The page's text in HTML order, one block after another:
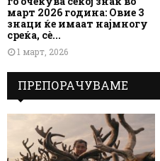
март 2026 година: Овие 3
знаци ќе имаат најмногу
среќа, сè...
1 март, 2026
ПРЕПОРАЧУВАМЕ